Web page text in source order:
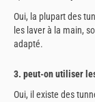
Oui, la plupart des
les laver à la main,
adapté.
3. peut-on utiliser
Oui, il existe des